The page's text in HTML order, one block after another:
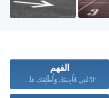
الفهم
’ادْعُنِي فَأُجِيبَكَ وَأُطْلِعَكَ عَلَى...